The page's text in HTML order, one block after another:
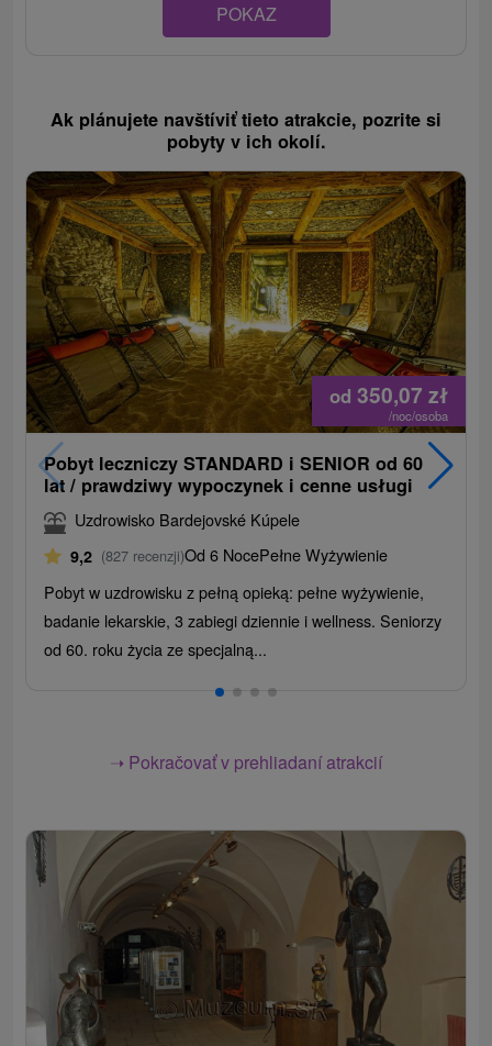
POKAZ
Ak plánujete navštíviť tieto atrakcie, pozrite si
pobyty v ich okolí.
od 350,07zł
/noc/osoba
Pobyt leczniczy STANDARD i SENIOR od 60
lat / prawdziwy wypoczynek i cenne usługi
Uzdrowisko Bardejovské Kúpele
9,2 (827 recenzji)Od 6 NocePełne Wyżywienie
Pobyt w uzdrowisku z pełną opieką: pełne wyżywienie,
badanie lekarskie, 3 zabiegi dziennie i wellness. Seniorzy
od 60. roku życia ze specjalną...
➝ Pokračovať v prehliadaní atrakcií